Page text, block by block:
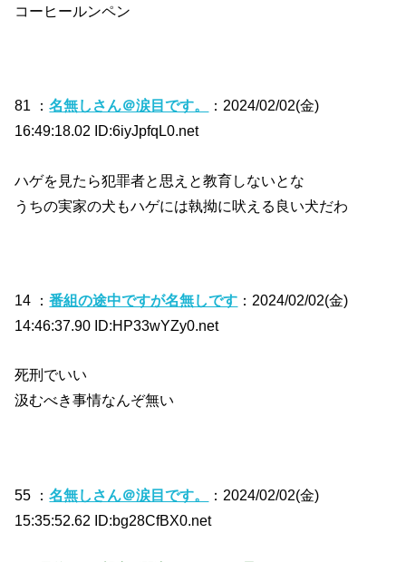
コーヒールンペン
81 ：名無しさん＠涙目です。
：2024/02/02(金)
16:49:18.02 ID:6iyJpfqL0.net
ハゲを見たら犯罪者と思えと教育しないとな
うちの実家の犬もハゲには執拗に吠える良い犬だわ
14 ：番組の途中ですが名無しです ：2024/02/02(金)
14:46:37.90 ID:HP33wYZy0.net
死刑でいい
汲むべき事情なんぞ無い
55 ：名無しさん＠涙目です。
：2024/02/02(金)
15:35:52.62 ID:bg28CfBX0.net